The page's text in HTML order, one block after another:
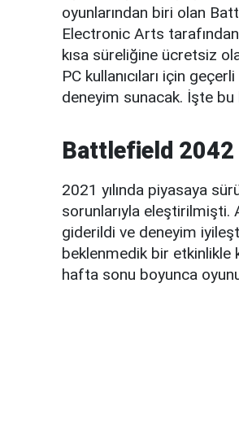
oyunlarından biri olan
Electronic Arts tarafından
kısa süreliğine ücretsiz
PC kullanıcıları için
deneyim sunacak. İşte
Battlefield 2042
2021 yılında piyasaya
sorunlarıyla eleştirilmişti.
giderildi ve deneyim
beklenmedik bir etkinlikle
hafta sonu boyunca